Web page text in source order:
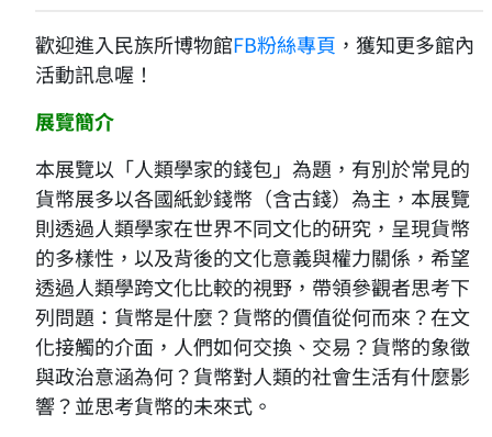
歡迎進入民族所博物館FB粉絲專頁 ，獲知更多館內
活動訊息喔！
展覽簡介
本展覽以「人類學家的錢包」為題，有別於常見的
貨幣展多以各國紙鈔錢幣（含古錢）為主，本展覽
則透過人類學家在世界不同文化的研究，呈現貨幣
的多樣性，以及背後的文化意義與權力關係，希望
透過人類學跨文化比較的視野，帶領參觀者思考下
列問題：貨幣是什麼？貨幣的價值從何而來？在文
化接觸的介面，人們如何交換、交易？貨幣的象徵
與政治意涵為何？貨幣對人類的社會生活有什麼影
響？並思考貨幣的未來式。